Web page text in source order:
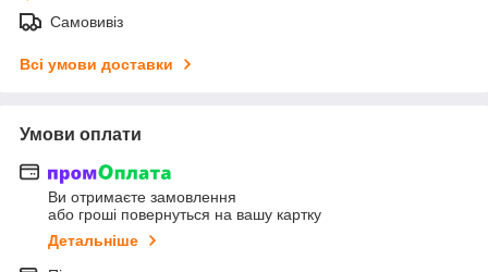
Самовивіз
Всі умови доставки
Умови оплати
Ви отримаєте замовлення
або гроші повернуться на вашу картку
Детальніше